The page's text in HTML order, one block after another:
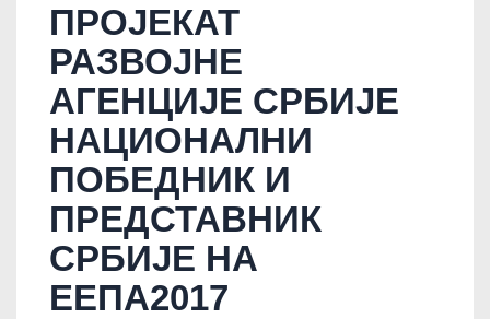
ПРОЈЕКАТ
РАЗВОЈНЕ
АГЕНЦИЈЕ СРБИЈЕ
НАЦИОНАЛНИ
ПОБЕДНИК И
ПРЕДСТАВНИК
СРБИЈЕ НА
ЕЕПА2017